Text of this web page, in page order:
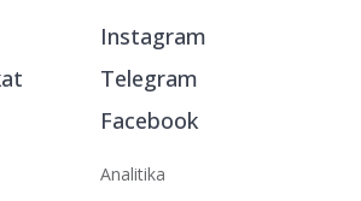
Instagram
Telegram
Facebook
Analitika